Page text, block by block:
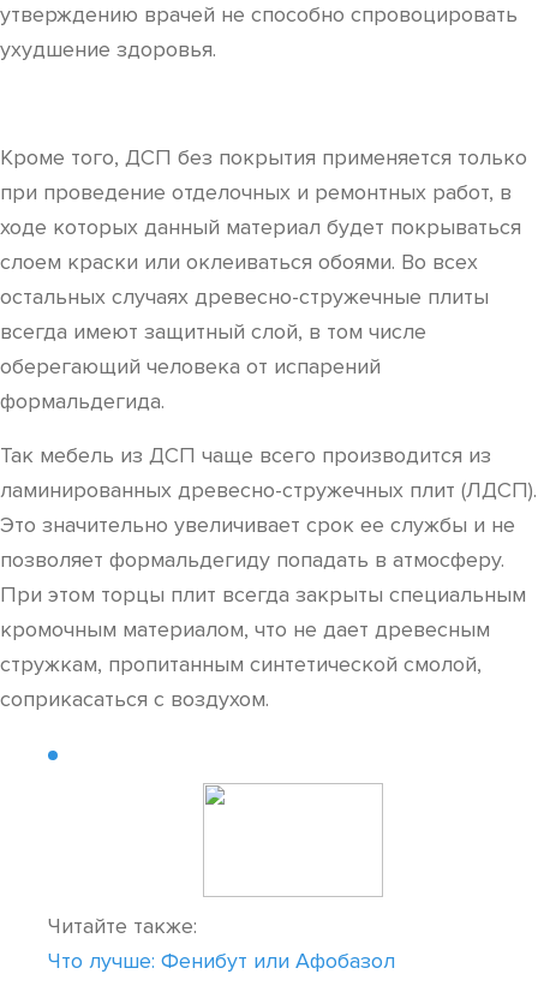
утверждению врачей не способно спровоцировать
ухудшение здоровья.
Кроме того, ДСП без покрытия применяется только
при проведение отделочных и ремонтных работ, в
ходе которых данный материал будет покрываться
слоем краски или оклеиваться обоями. Во всех
остальных случаях древесно-стружечные плиты
всегда имеют защитный слой, в том числе
оберегающий человека от испарений
формальдегида.
Так мебель из ДСП чаще всего производится из
ламинированных древесно-стружечных плит (ЛДСП).
Это значительно увеличивает срок ее службы и не
позволяет формальдегиду попадать в атмосферу.
При этом торцы плит всегда закрыты специальным
кромочным материалом, что не дает древесным
стружкам, пропитанным синтетической смолой,
соприкасаться с воздухом.
Читайте также:
Что лучше: Фенибут или Афобазол